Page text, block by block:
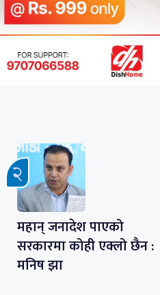
महान् जनादेश पाएको
सरकारमा कोही एक्लो छैन :
मनिष झा